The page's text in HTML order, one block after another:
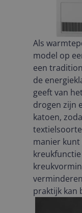
Als
model op
een
de
geeft van
drogen zijn
katoen,
manier kunt
praktijk kan